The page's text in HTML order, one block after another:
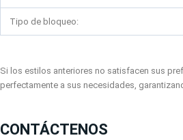
Tipo de bloqueo:
Si los estilos anteriores no satisfacen sus
perfectamente a sus necesidades,
CONTÁCTENOS